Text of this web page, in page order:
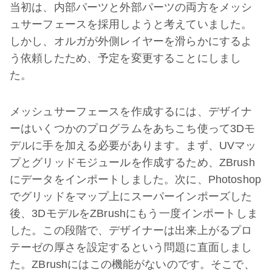
当初は、内部パーツと外部パーツの両方をメッシ
ュサーフェースを採用しようと考えていました。
しかし、オルガが外側レイヤーを滑らかにするよ
う依頼したため、予定を変更することにしまし
た。
メッシュサーフェースを作成するには、デザイナ
ーはいくつかのプログラムをあちこち使って3Dモ
デルに手を加える必要があります。まず、UVマッ
プとグリッドモジュールを作成するため、ZBrush
にデータをインポートしました。次に、Photoshop
でグリッドをマップ上にスーパーインポーズした
後、3DモデルをZBrushにもう一度インポートしま
した。この段階で、デザイナーは出来上がるプロ
テーゼの厚さを設定するという問題に直面しまし
た。ZBrushにはこの機能がないのです。そこで、